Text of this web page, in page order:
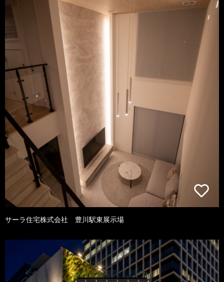
サーラ住宅株式会社 豊川駅東展示場